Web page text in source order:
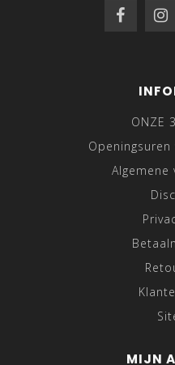
ONZE
Algemene
MIJN